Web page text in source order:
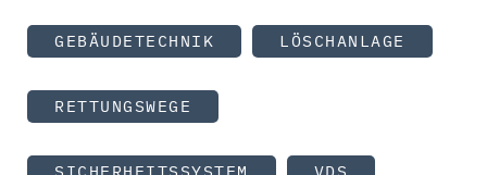
GEBÄUDETECHNIK LÖSCHANLAGE
RETTUNGSWEGE
SICHERHEITSSYSTEM VDS